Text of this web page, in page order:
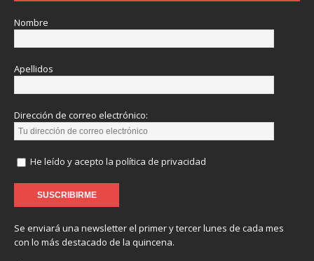
Nombre
Apellidos
Dirección de correo electrónico:
He leído y acepto la política de privacidad
Se enviará una newsletter el primer y tercer lunes de cada mes
con lo más destacado de la quincena.